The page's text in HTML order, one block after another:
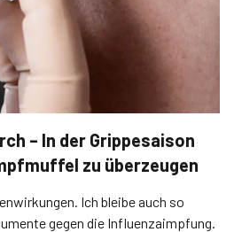
– In der Grippesaison
zu überzeugen
Ich bleibe auch so
gegen die Influenzaimpfung.